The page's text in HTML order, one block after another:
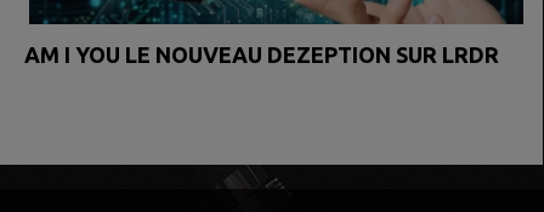
AM I YOU LE NOUVEAU DEZEPTION SUR LRDR